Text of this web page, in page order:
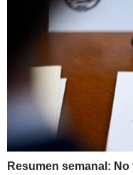
Resumen semanal: